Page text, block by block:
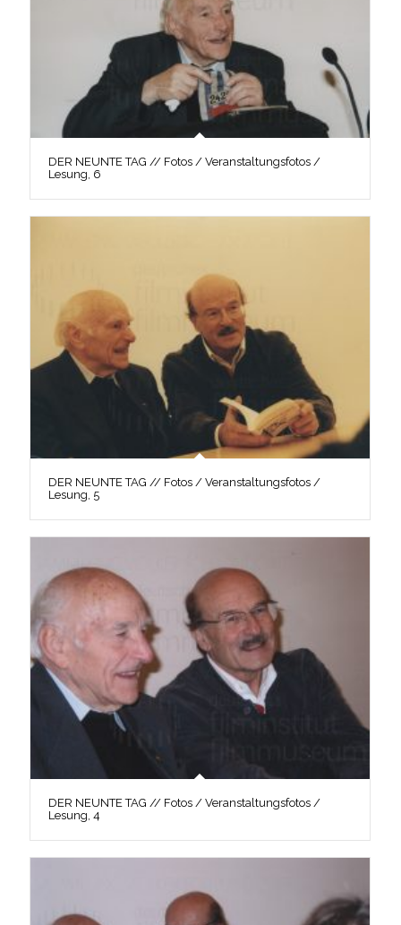
DER NEUNTE TAG // Fotos / Veranstaltungsfotos /
Lesung, 6
DER NEUNTE TAG // Fotos / Veranstaltungsfotos /
Lesung, 5
DER NEUNTE TAG // Fotos / Veranstaltungsfotos /
Lesung, 4